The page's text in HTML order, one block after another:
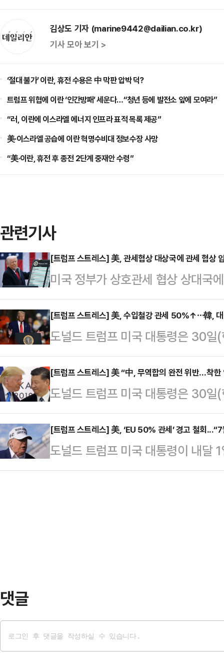
김상도 기자 (marine9442@dailian.co.kr)
기사 모아 보기 >
‘절대 불가’ 이란, 휴전 수용은 中 막판 압박 덕?
트럼프 위협에 이란 ‘인간방패’ 세운다…“청년 등에 발전소 앞에 모여라”
“러, 이란에 이스라엘 에너지 인프라 표적 목록 제공”
美·이스라엘 공습에 이란 혁명수비대 정보수장 사망
“美·이란, 휴전 후 종전 2단계 중재안 수령”
관련기사
[트럼프 스트레스] 美, 관세협상 대상국에 관세 협상
미국 정부가 상호관세 협상 상대국
안’을 제시하라고 요구할 계획인
에 따르면 도널드 트럼프 행정부는
업 제품에 대한 관세 ▲쿼터(수입
포함해 주요 분야별로 각국의 가장
이 서한에는 디지털 교역과 경제 안
요구도 담겼다고 로이터는 전했다.
안에 평가한 뒤 합의…
[트럼프 스트레스] 美, 수입철강 관세 50%↑⋯韓, 대
도널드 트럼프 미국 대통령은 30일
위해 수입철강 관세를 50%로 인상
3월12일부터 무역확장법 232조를
했는데, 오는 6월4일부터 관세율
로벌 철강업계가 충격에 빠졌다.로
날 펜실베이니아주 웨스트 미플린
(관세인상 조치)는 미 철강산업을
치를 회피할 수…
[트럼프 스트레스] 美 “中, 무역합의 완전 위반…착한
도널드 트럼프 미국 대통령은 30일
를 완전히 위반했다고 강하게 비난
를 통해 중국 경제를 압박한 뒤 이를
지만, 중국이 이를 지키지 않고 있
능성을 시사했다.로이터통신 등에
[트럼프 스트레스] 美, ‘EU 50% 관세’ 경고 철회
도널드 트럼프 미국 대통령이 내달
경고한 50% 관세를 오는 7월9일
댓글